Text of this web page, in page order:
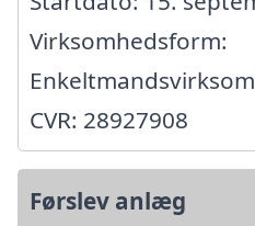
Virksomhedsform:
CVR: 28927908
Førslev anlæg